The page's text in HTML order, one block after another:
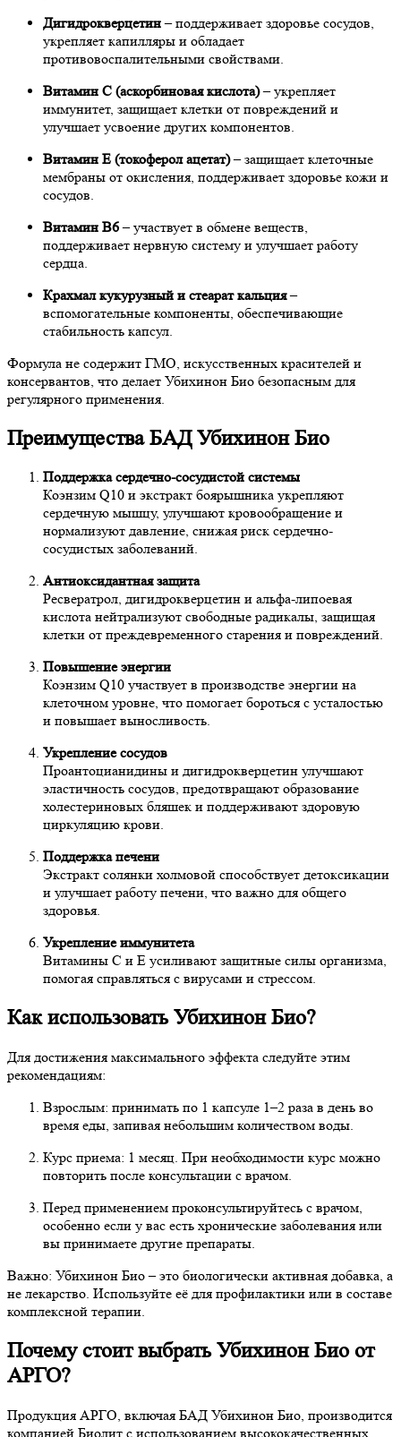
Дигидрокверцетин– поддерживает здоровье сосудов,
укрепляет капилляры и обладает
противовоспалительными свойствами.
Витамин С (аскорбиновая кислота)– укрепляет
иммунитет, защищает клетки от повреждений и
улучшает усвоение других компонентов.
Витамин Е (токоферол ацетат)– защищает клеточные
мембраны от окисления, поддерживает здоровье кожи и
сосудов.
Витамин B6– участвует в обмене веществ,
поддерживает нервную систему и улучшает работу
сердца.
Крахмал кукурузный и стеарат кальция–
вспомогательные компоненты, обеспечивающие
стабильность капсул.
Формула не содержит ГМО, искусственных красителей и
консервантов, что делает Убихинон Био безопасным для
регулярного применения.
Преимущества БАД Убихинон Био
Поддержка сердечно-сосудистой системы
Коэнзим Q10 и экстракт боярышника укрепляют
сердечную мышцу, улучшают кровообращение и
нормализуют давление, снижая риск сердечно-
сосудистых заболеваний.
Антиоксидантная защита
Ресвератрол, дигидрокверцетин и альфа-липоевая
кислота нейтрализуют свободные радикалы, защищая
клетки от преждевременного старения и повреждений.
Повышение энергии
Коэнзим Q10 участвует в производстве энергии на
клеточном уровне, что помогает бороться с усталостью
и повышает выносливость.
Укрепление сосудов
Проантоцианидины и дигидрокверцетин улучшают
эластичность сосудов, предотвращают образование
холестериновых бляшек и поддерживают здоровую
циркуляцию крови.
Поддержка печени
Экстракт солянки холмовой способствует детоксикации
и улучшает работу печени, что важно для общего
здоровья.
Укрепление иммунитета
Витамины С и Е усиливают защитные силы организма,
помогая справляться с вирусами и стрессом.
Как использовать Убихинон Био?
Для достижения максимального эффекта следуйте этим
рекомендациям:
Взрослым: принимать по 1 капсуле 1–2 раза в день во
время еды, запивая небольшим количеством воды.
Курс приема: 1 месяц. При необходимости курс можно
повторить после консультации с врачом.
Перед применением проконсультируйтесь с врачом,
особенно если у вас есть хронические заболевания или
вы принимаете другие препараты.
Важно: Убихинон Био – это биологически активная добавка, а
не лекарство. Используйте её для профилактики или в составе
комплексной терапии.
Почему стоит выбрать Убихинон Био от
АРГО?
Продукция АРГО, включая БАД Убихинон Био, производится
компанией Биолит с использованием высококачественных